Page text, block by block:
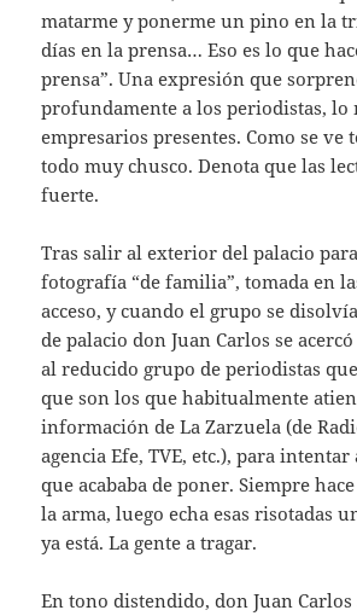
matarme y ponerme un pino en la
días en la prensa… Eso es lo que
prensa”. Una expresión que
profundamente a los periodistas, lo
empresarios presentes. Como se ve
todo muy chusco. Denota que las
fuerte.
Tras salir al exterior del palacio
fotografía “de familia”, tomada en
acceso, y cuando el grupo se
de palacio don Juan Carlos se
al reducido grupo de periodistas
que son los que habitualmente
información de La Zarzuela (de
agencia Efe, TVE, etc.), para
que acababa de poner. Siempre
la arma, luego echa esas risotadas
ya está. La gente a tragar.
En tono distendido, don Juan Carlos